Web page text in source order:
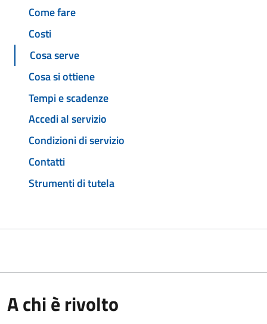
Come fare
Costi
Cosa serve
Cosa si ottiene
Tempi e scadenze
Accedi al servizio
Condizioni di servizio
Contatti
Strumenti di tutela
A chi è rivolto